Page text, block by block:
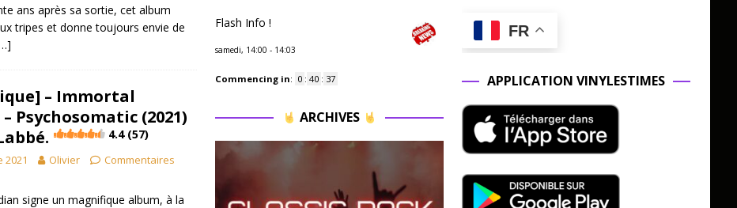
ans après sa sortie, cet album
tripes et donne toujours envie de
– Immortal
Psychosomatic (2021)
4.4 (57)
2021 Olivier
Commentaires
signe un magnifique album, à la
Flash Info !
samedi, 14:00 - 14:03
Commencing in: 0 : 40 : 35
ARCHIVES
FR
APPLICATION VINYLESTIMES